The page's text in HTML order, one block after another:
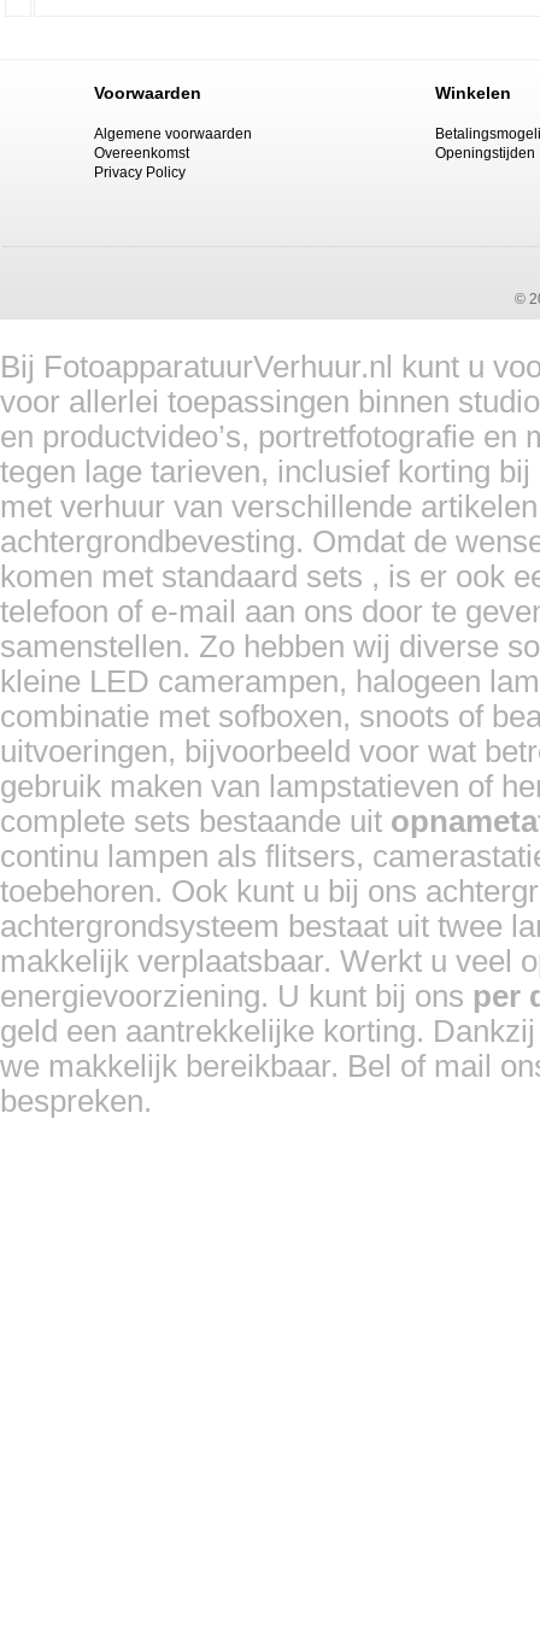
Voorwaarden Winkelen
Algemene voorwaarden
Overeenkomst
Privacy Policy
Openingstijden
©
Bij FotoapparatuurVerhuur.nl kunt u
voor allerlei toepassingen binnen
en productvideo’s, portretfotografie
tegen lage tarieven, inclusief korting
met verhuur van verschillende
achtergrondbevesting. Omdat de
komen met standaard sets , is er ook
telefoon of e-mail aan ons door te
samenstellen. Zo hebben wij diverse
kleine LED camerampen, halogeen
combinatie met sofboxen, snoots of
uitvoeringen, bijvoorbeeld voor wat
gebruik maken van lampstatieven of
complete sets bestaande uit
continu lampen als flitsers,
toebehoren. Ook kunt u bij ons
achtergrondsysteem bestaat uit twee
makkelijk verplaatsbaar. Werkt u veel
energievoorziening. U kunt bij ons per
geld een aantrekkelijke korting.
we makkelijk bereikbaar. Bel of mail
bespreken.